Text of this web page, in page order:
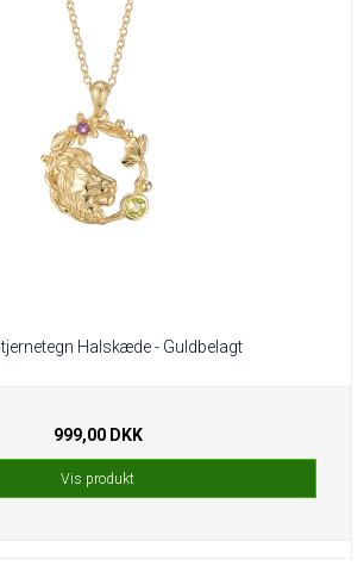
Halskæde - Guldbelagt
999,00 DKK
Vis produkt